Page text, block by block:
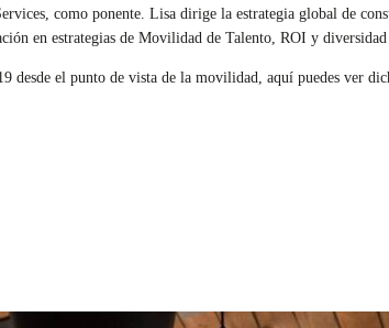
como ponente. Lisa dirige la estrategia global de
en estrategias de Movilidad de Talento, ROI y diversidad
desde el punto de vista de la movilidad, aquí puedes ver